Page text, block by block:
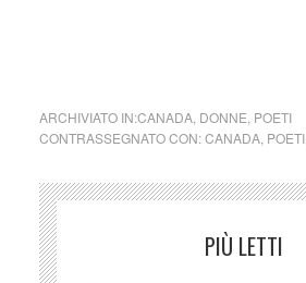
ARCHIVIATO IN:CANADA, DONNE POETI
CONTRASSEGNATO CON:CANADA, POETI,
PIÙ LETTI